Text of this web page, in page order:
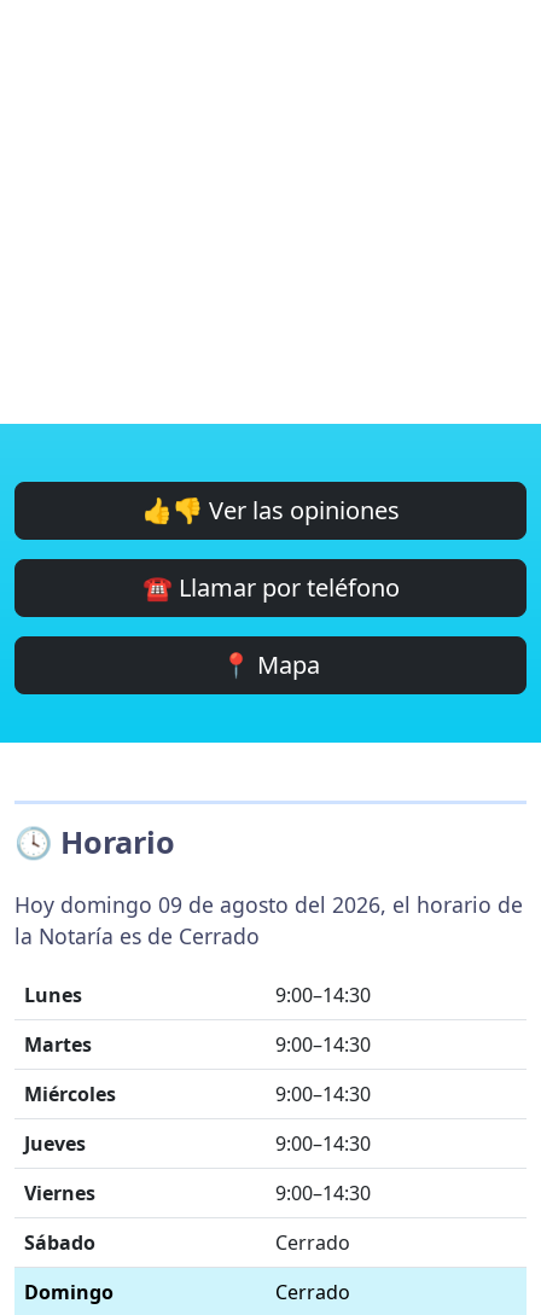
👍👎 Ver las opiniones
☎️ Llamar por teléfono
📍 Mapa
🕓 Horario
Hoy domingo 09 de agosto del 2026, el horario de
la Notaría es de Cerrado
Lunes
9:00–14:30
Martes
9:00–14:30
Miércoles
9:00–14:30
Jueves
9:00–14:30
Viernes
9:00–14:30
Sábado
Cerrado
Domingo
Cerrado